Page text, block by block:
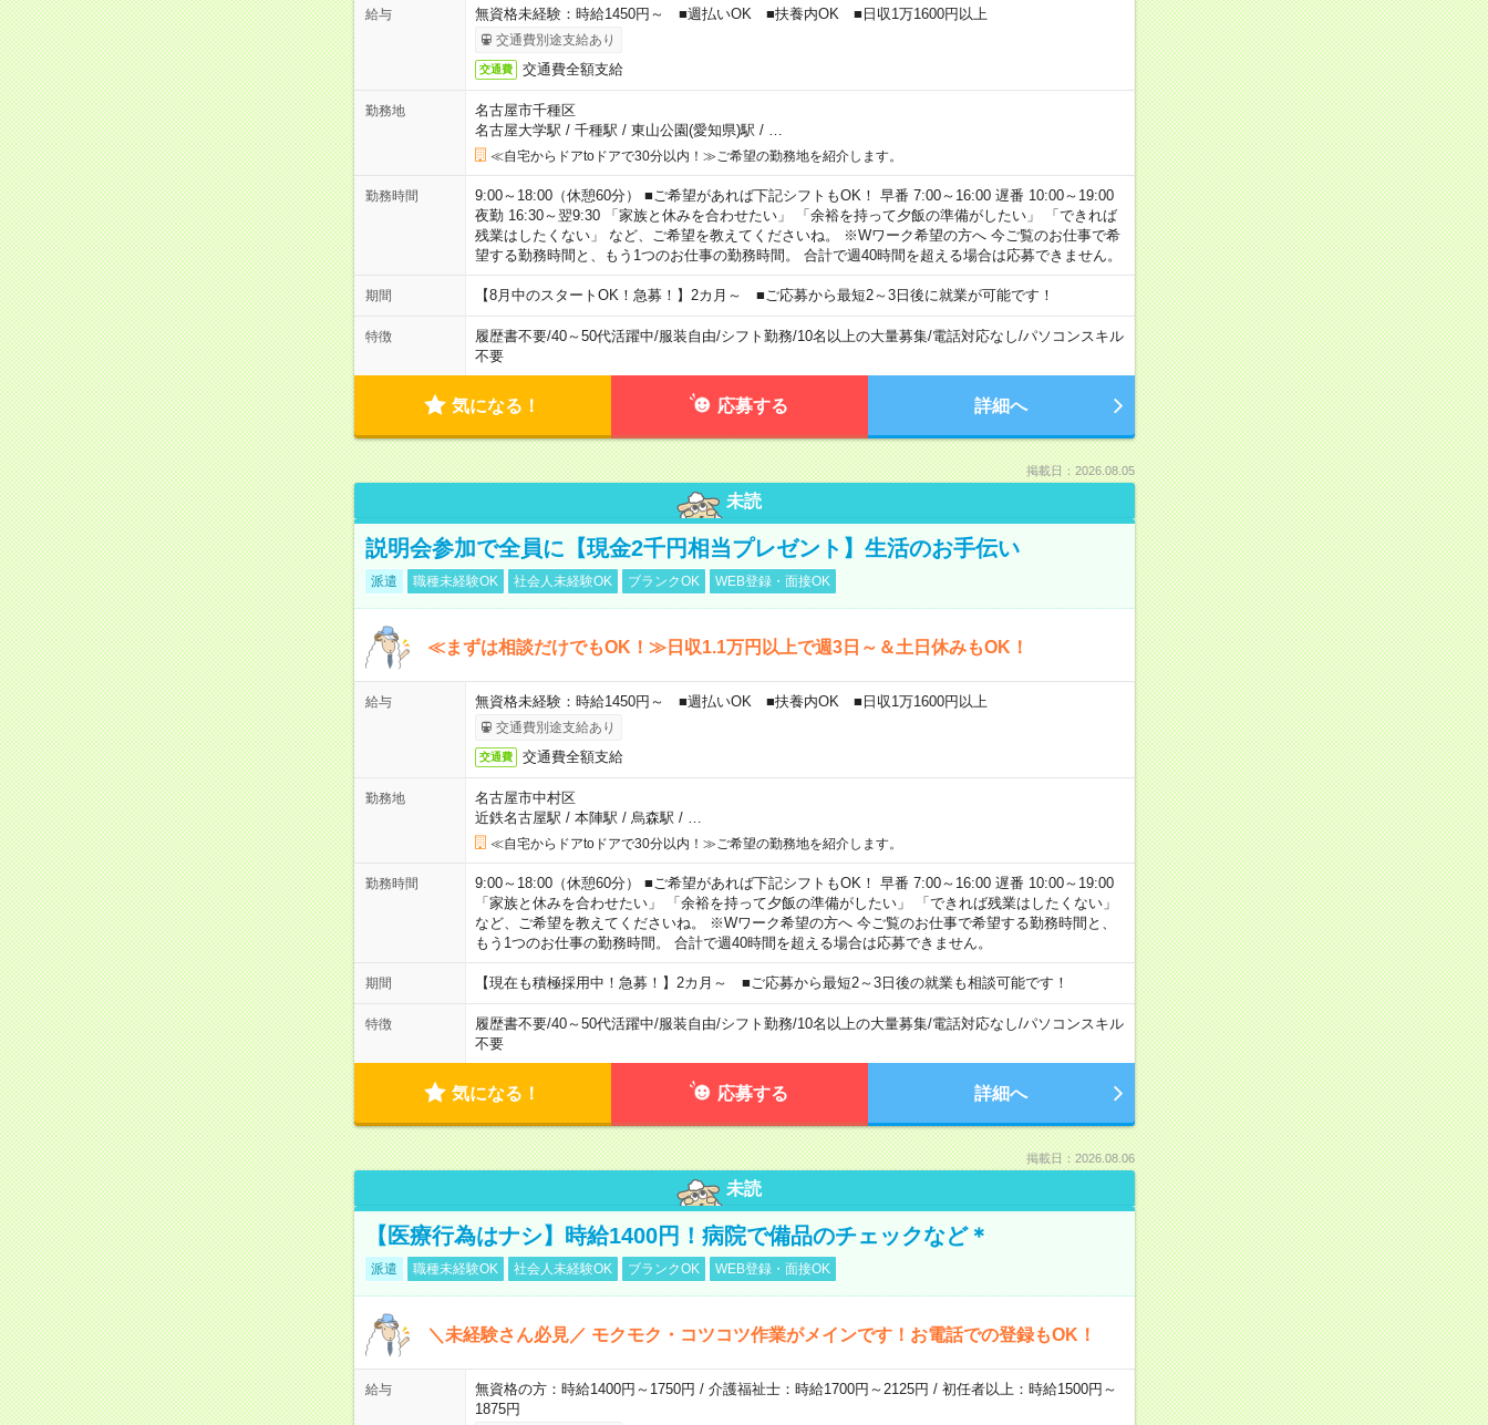
給与 無資格未経験：時給1450円～ ■週払いOK ■扶養内OK ■日収1万1600円以上
交通費別途支給あり
交通費 交通費全額支給
勤務地
名古屋市千種区
名古屋大学駅 / 千種駅 / 東山公園(愛知県)駅 /
≪自宅からドアtoドアで30分以内！≫ご希望の勤務地を紹介します。
勤務時間
9:00～18:00（休憩60分） ■ご希望があれば下記シフトもOK！ 早番 7:00～16:00 遅番 10:00～19:00
夜勤 16:30～翌9:30 「家族と休みを合わせたい」 「余裕を持って夕飯の準備がしたい」 「できれば
残業はしたくない」 など、ご希望を教えてくださいね。 ※Wワーク希望の方へ 今ご覧のお仕事で希
望する勤務時間と、もう1つのお仕事の勤務時間。 合計で週40時間を超える場合は応募できません。
期間 【8月中のスタートOK！急募！】2カ月～ ■ご応募から最短2～3日後に就業が可能です！
特徴 履歴書不要/40～50代活躍中/服装自由/シフト勤務/10名以上の大量募集/電話対応なし/パソコンスキル
不要
気になる！ 応募する 詳細へ
掲載日：2026.08.05
未読
説明会参加で全員に【現金2千円相当プレゼント】生活のお手伝い
派遣 職種未経験OK 社会人未経験OK ブランクOK WEB登録・面接OK
≪まずは相談だけでもOK！≫日収1.1万円以上で週3日～＆土日休みもOK！
給与 無資格未経験：時給1450円～ ■週払いOK ■扶養内OK ■日収1万1600円以上
交通費別途支給あり
交通費 交通費全額支給
勤務地
名古屋市中村区
近鉄名古屋駅 / 本陣駅 / 烏森駅 /
≪自宅からドアtoドアで30分以内！≫ご希望の勤務地を紹介します。
勤務時間
9:00～18:00（休憩60分） ■ご希望があれば下記シフトもOK！ 早番 7:00～16:00 遅番 10:00～19:00
「家族と休みを合わせたい」 「余裕を持って夕飯の準備がしたい」 「できれば残業はしたくない」
など、ご希望を教えてくださいね。 ※Wワーク希望の方へ 今ご覧のお仕事で希望する勤務時間と、
もう1つのお仕事の勤務時間。 合計で週40時間を超える場合は応募できません。
期間 【現在も積極採用中！急募！】2カ月～ ■ご応募から最短2～3日後の就業も相談可能です！
特徴 履歴書不要/40～50代活躍中/服装自由/シフト勤務/10名以上の大量募集/電話対応なし/パソコンスキル
不要
気になる！ 応募する 詳細へ
掲載日：2026.08.06
未読
【医療行為はナシ】時給1400円！病院で備品のチェックなど＊
派遣 職種未経験OK 社会人未経験OK ブランクOK WEB登録・面接OK
＼未経験さん必見／ モクモク・コツコツ作業がメインです！お電話での登録もOK！
給与
無資格の方：時給1400円～1750円 / 介護福祉士：時給1700円～2125円 / 初任者以上：時給1500円～
1875円